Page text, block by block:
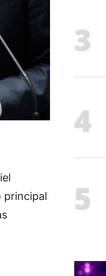
principal